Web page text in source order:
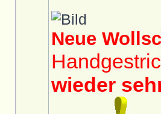
Neue
wieder